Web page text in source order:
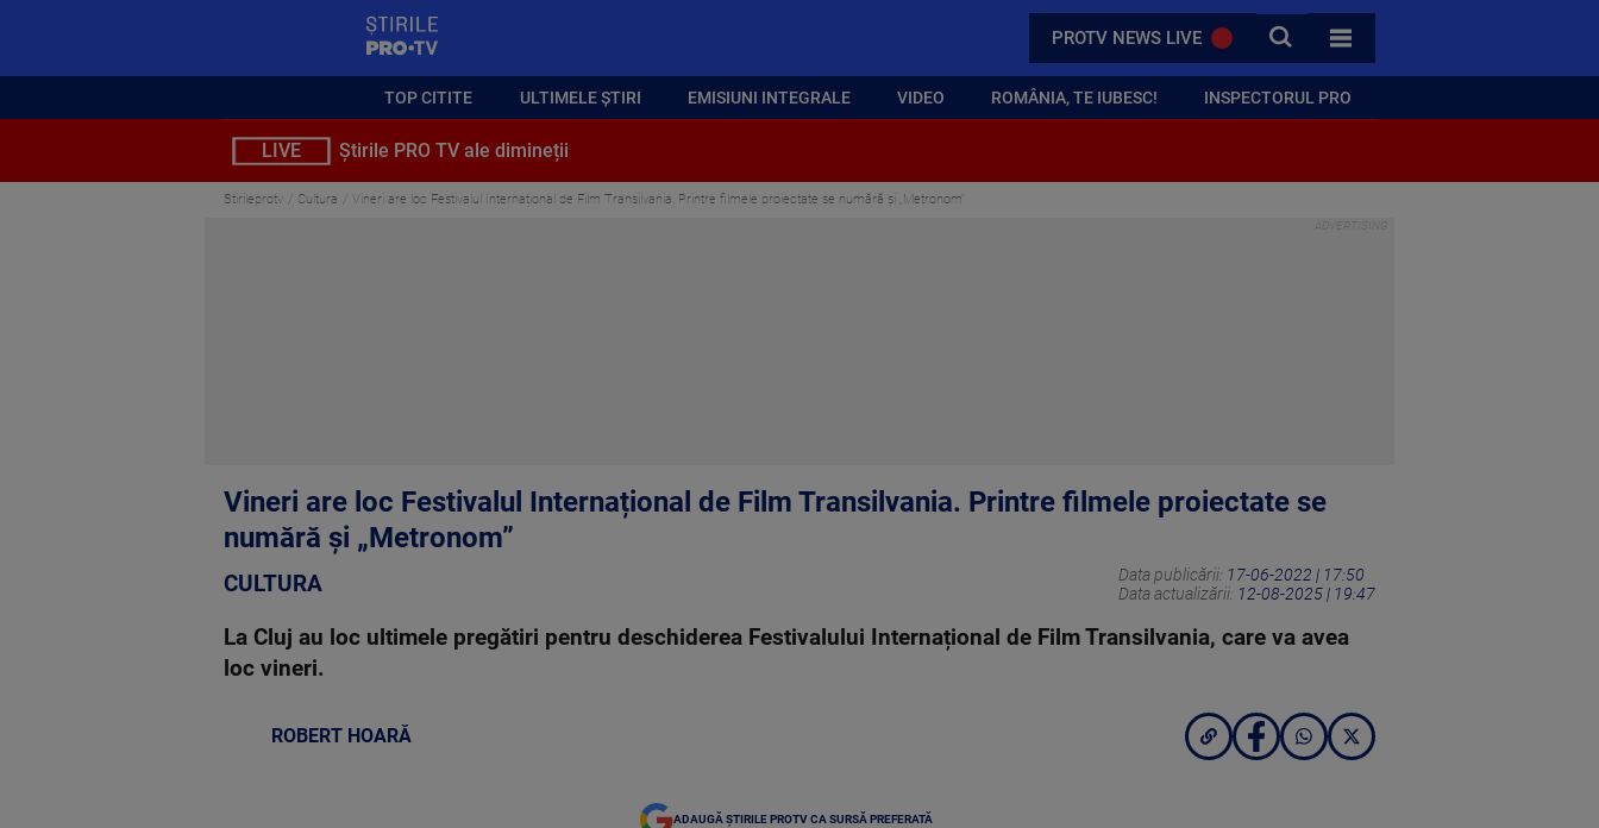
PROTV NEWS LIVE CAUTA
TOATE CATEGORIILE
TOP CITITE ULTIMELE ȘTIRI EMISIUNI INTEGRALE VIDEO ROMÂNIA, TE IUBESC! INSPECTORUL PRO
LIVE Știrile PRO TV ale dimineții
Stirileprotv Cultura Vineri are loc Festivalul Internațional de Film Transilvania. Printre filmele proiectate se numără și „Metronom”
Vineri are loc Festivalul Internațional de Film Transilvania. Printre filmele proiectate se
numără și „Metronom”
CULTURA Data publicării: 17-06-2022 | 17:50
Data actualizării: 12-08-2025 | 19:47
La Cluj au loc ultimele pregătiri pentru deschiderea Festivalului Internațional de Film Transilvania, care va avea
loc vineri.
ROBERT HOARĂ
ADAUGĂ ȘTIRILE PROTV CA SURSĂ PREFERATĂ